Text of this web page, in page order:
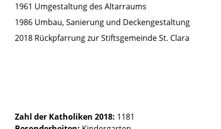
1961 Umgestaltung des Altarraums
1986 Umbau, Sanierung und Deckengestaltung
2018 Rückpfarrung zur Stiftsgemeinde St. Clara
Zahl der Katholiken 2018: 1181